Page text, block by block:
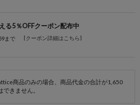
る5％OFFクーポン配布中
まで [クーポン詳細はこちら]
商品のみの場合、商品代金の合計が1,650
きません。